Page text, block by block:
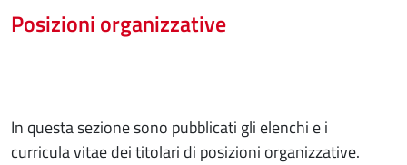
Posizioni organizzative
In questa sezione sono pubblicati gli elenchi e i
curricula vitae dei titolari di posizioni organizzative.